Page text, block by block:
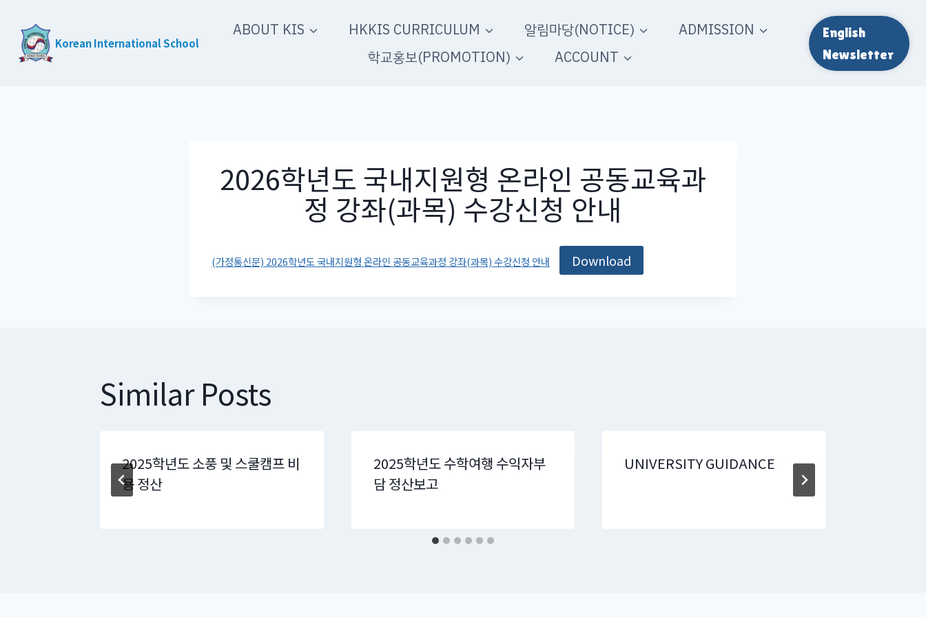
content
Korean International School
ABOUT KIS HKKIS CURRICULUM 알림마당(NOTICE)
ADMISSION
학교홍보(PROMOTION)
ACCOUNT
English
Newsletter
2026학년도 국내지원형 온라인 공동교육과
정 강좌(과목) 수강신청 안내
(가정통신문) 2026학년도 국내지원형 온라인 공동교육과정 강좌(과목) 수강신청 안내 Download
Similar Posts
2025학년도 소풍 및 스쿨캠프 비
용 정산
2025학년도 수학여행 수익자부
담 정산보고
UNIVERSITY GUIDANCE